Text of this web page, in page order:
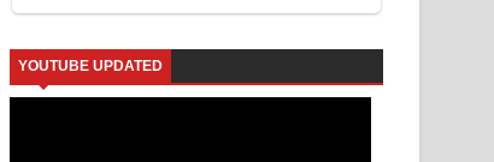
YOUTUBE UPDATED